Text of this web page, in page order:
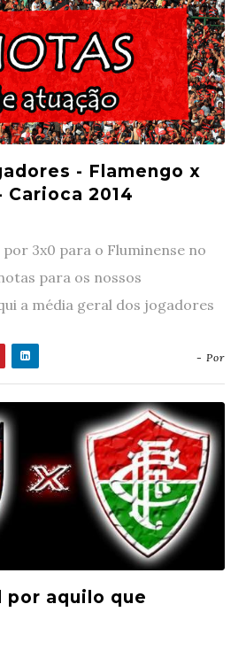
- Flamengo x
Carioca 2014
3x0 para o Fluminense no
para os nossos
a média geral dos jogadores
- Por
por aquilo que